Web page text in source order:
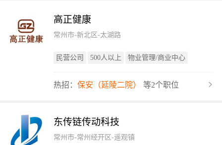
高正健康
常州市-新北区-太湖路
民营公司 500人以上 物业管理/商业中心
热招： 保安（延陵二院） 等2个职位
东传链传动科技
常州市-常州经开区-遥观镇